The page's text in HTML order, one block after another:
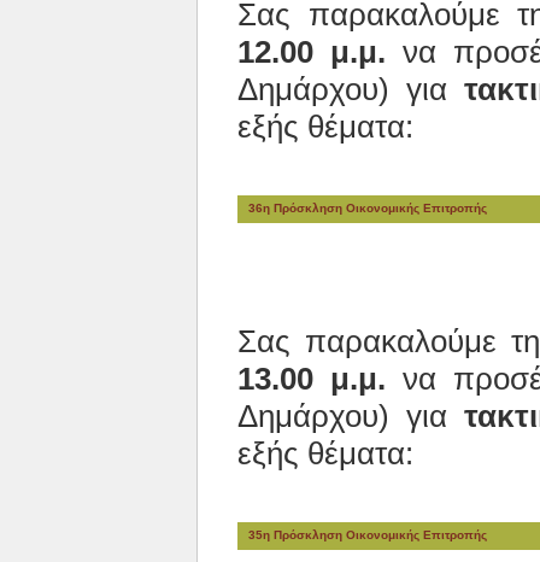
Σας παρακαλούμε
12.00 μ.μ. να
Δημάρχου) για
εξής θέματα:
36η Πρόσκληση Οικονομικής Επιτροπής
Σας παρακαλούμε
13.00 μ.μ. να
Δημάρχου) για
εξής θέματα:
35η Πρόσκληση Οικονομικής Επιτροπής